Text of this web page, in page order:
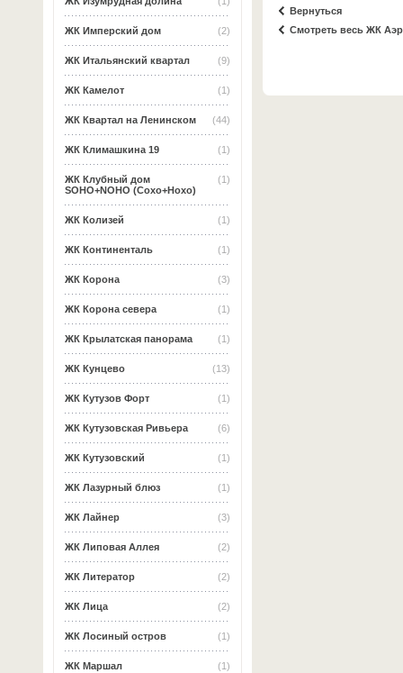
(2)
ЖК Имперский дом
(9)
ЖК Итальянский квартал
(1)
ЖК Камелот
(44)
ЖК Квартал на Ленинском
(1)
ЖК Климашкина 19
(1)
ЖК Клубный дом
SOHO+NOHO (Сохо+Нохо)
(1)
ЖК Колизей
(1)
ЖК Континенталь
(3)
ЖК Корона
(1)
ЖК Корона севера
(1)
ЖК Крылатская панорама
(13)
ЖК Кунцево
(1)
ЖК Кутузов Форт
(6)
ЖК Кутузовская Ривьера
(1)
ЖК Кутузовский
(1)
ЖК Лазурный блюз
(3)
ЖК Лайнер
(2)
ЖК Липовая Аллея
(2)
ЖК Литератор
(2)
ЖК Лица
(1)
ЖК Лосиный остров
(1)
ЖК Маршал
Вернуться
Смотреть весь ЖК